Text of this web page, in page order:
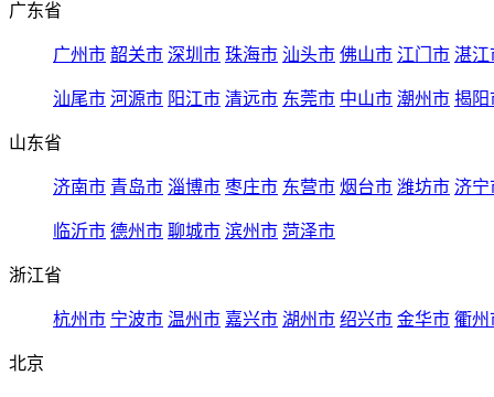
广东省
广州市 韶关市 深圳市 珠海市 汕头市 佛山市 江门市 湛江
汕尾市 河源市 阳江市 清远市 东莞市 中山市 潮州市 揭阳
山东省
济南市 青岛市 淄博市 枣庄市 东营市 烟台市 潍坊市 济宁
临沂市 德州市 聊城市 滨州市 菏泽市
浙江省
杭州市 宁波市 温州市 嘉兴市 湖州市 绍兴市 金华市 衢州
北京